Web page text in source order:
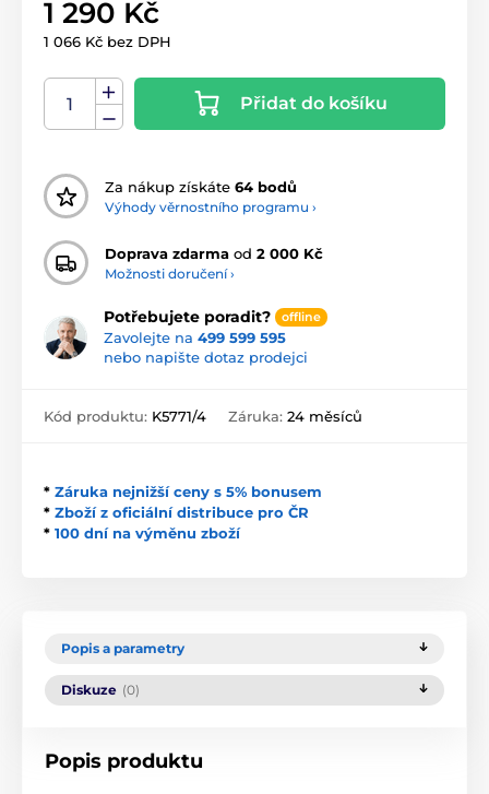
1 290 Kč
1 066 Kč bez DPH
Přidat do košíku
Za nákup získáte 64 bodů
Výhody věrnostního programu ›
Doprava zdarma od 2 000 Kč
Možnosti doručení ›
Potřebujete poradit? offline
Zavolejte na 499 599 595
nebo napište dotaz prodejci
Kód produktu: K5771/4 Záruka: 24 měsíců
* Záruka nejnižší ceny s 5% bonusem
* Zboží z oficiální distribuce pro ČR
* 100 dní na výměnu zboží
Popis a parametry
Diskuze (0)
Popis produktu